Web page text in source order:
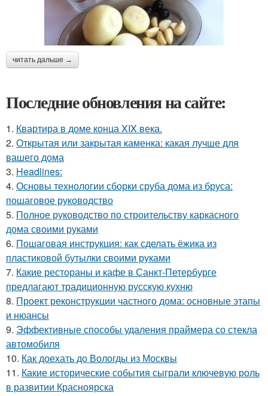
читать дальше →
Последние обновления на сайте:
1. Квартира в доме конца XIX века.
2. Открытая или закрытая каменка: какая лучше для
вашего дома
3. Headlines:
4. Основы технологии сборки сруба дома из бруса:
пошаговое руководство
5. Полное руководство по строительству каркасного
дома своими руками
6. Пошаговая инструкция: как сделать ёжика из
пластиковой бутылки своими руками
7. Какие рестораны и кафе в Санкт-Петербурге
предлагают традиционную русскую кухню
8. Проект реконструкции частного дома: основные этапы
и нюансы
9. Эффективные способы удаления праймера со стекла
автомобиля
10. Как доехать до Вологды из Москвы
11. Какие исторические события сыграли ключевую роль
в развитии Красноярска